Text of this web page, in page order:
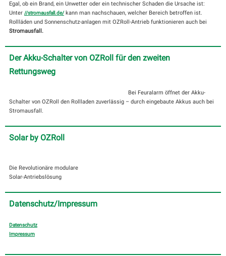
Egal, ob ein Brand, ein Unwetter oder ein technischer Schaden die Ursache ist:
Unter //stromausfall.de/kann man nachschauen, welcher Bereich betroffen ist.
Rollläden und Sonnenschutz-anlagen mit OZRoll-Antrieb funktionieren auch bei
Stromausfall.
Der Akku-Schalter von OZRoll für den zweiten
Rettungsweg
Bei Feuralarm öffnet der Akku-
Schalter von OZRoll den Rollladen zuverlässig – durch eingebaute Akkus auch bei
Stromausfall.
Solar by OZRoll
Die Revolutionäre modulare
Solar-Antriebslösung
Datenschutz/Impressum
Datenschutz
Impressum